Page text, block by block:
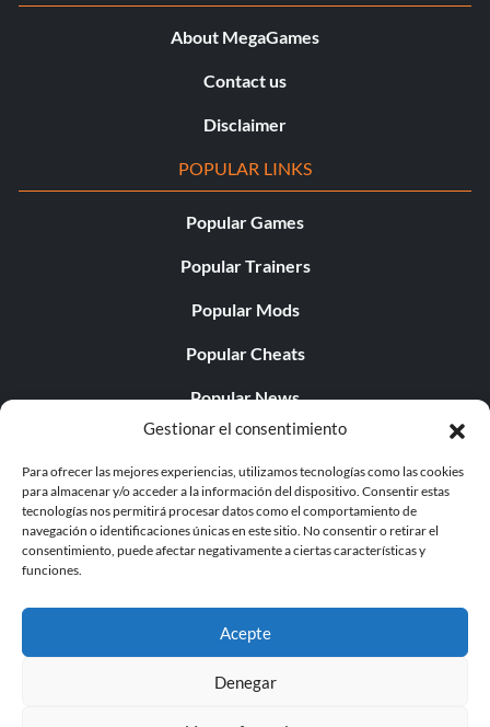
Gestionar el consentimiento
Para ofrecer las mejores experiencias, utilizamos tecnologías como las cookies
para almacenar y/o acceder a la información del dispositivo. Consentir estas
tecnologías nos permitirá procesar datos como el comportamiento de
navegación o identificaciones únicas en este sitio. No consentir o retirar el
consentimiento, puede afectar negativamente a ciertas características y
funciones.
Acepte
Denegar
About MegaGames
Contact us
Disclaimer
POPULAR LINKS
Popular Games
Popular Trainers
Popular Mods
Popular Cheats
Popular News
Popular Editorials
Popular Free Games
LATEST UPDATES